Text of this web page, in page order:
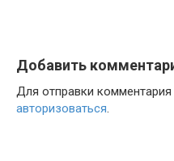
Добавить
Для отправки
авторизоваться.